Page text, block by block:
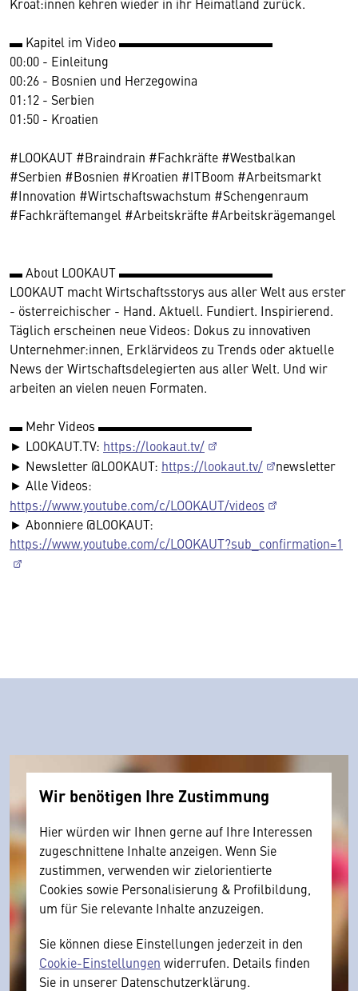
▬ Kapitel im Video ▬▬▬▬▬▬▬▬▬▬▬▬
00:00 - Einleitung
00:26 - Bosnien und Herzegowina
01:12 - Serbien
01:50 - Kroatien
#LOOKAUT #Braindrain #Fachkräfte #Westbalkan
#Serbien #Bosnien #Kroatien #ITBoom #Arbeitsmarkt
#Innovation #Wirtschaftswachstum #Schengenraum
#Fachkräftemangel #Arbeitskräfte #Arbeitskrägemangel
▬ About LOOKAUT ▬▬▬▬▬▬▬▬▬▬▬▬
LOOKAUT macht Wirtschaftsstorys aus aller Welt aus erster
- österreichischer - Hand. Aktuell. Fundiert. Inspirierend.
Täglich erscheinen neue Videos: Dokus zu innovativen
Unternehmer:innen, Erklärvideos zu Trends oder aktuelle
News der Wirtschaftsdelegierten aus aller Welt. Und wir
arbeiten an vielen neuen Formaten.
▬ Mehr Videos ▬▬▬▬▬▬▬▬▬▬▬▬
► LOOKAUT.TV: https://lookaut.tv/
► Newsletter @LOOKAUT: https://lookaut.tv/
newsletter
► Alle Videos:
https://www.youtube.com/c/LOOKAUT/videos
► Abonniere @LOOKAUT:
https://www.youtube.com/c/LOOKAUT?sub_confirmation=1
Wir benötigen Ihre Zustimmung
Hier würden wir Ihnen gerne auf Ihre Interessen
zugeschnittene Inhalte anzeigen. Wenn Sie
zustimmen, verwenden wir zielorientierte
Cookies sowie Personalisierung & Profilbildung,
um für Sie relevante Inhalte anzuzeigen.
Sie können diese Einstellungen jederzeit in den
Cookie-Einstellungen widerrufen. Details finden
Sie in unserer Datenschutzerklärung.